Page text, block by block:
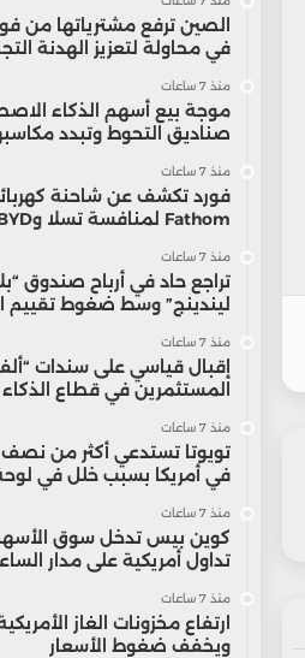
الصين ترفع مشترياتها من
في محاولة لتعزيز الهدنة
منذ 7 ساعات
موجة بيع أسهم الذكاء
صناديق التحوط وتبدد
منذ 7 ساعات
فورد تكشف عن شاحنة
Fathom لمنافسة تسلا وBYD
منذ 7 ساعات
تراجع حاد في أرباح صندوق
ليندينج” وسط ضغوط تقييم
منذ 7 ساعات
إقبال قياسي على سندات
المستثمرين في قطاع
منذ 7 ساعات
تويوتا تستدعي أكثر من
في أمريكا بسبب خلل في
منذ 7 ساعات
كوين بيس تدخل سوق الأسهم
تداول أمريكية على مدار
منذ 7 ساعات
ارتفاع مخزونات الغاز
ويخفف ضغوط الأسعار